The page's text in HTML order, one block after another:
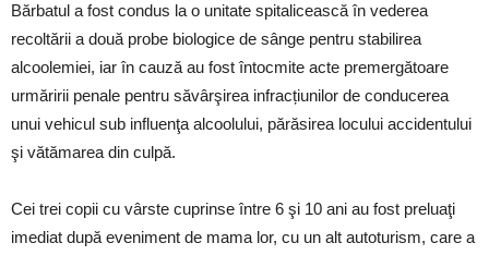
Bărbatul a fost condus la o unitate spitalicească în vederea
recoltării a două probe biologice de sânge pentru stabilirea
alcoolemiei, iar în cauză au fost întocmite acte premergătoare
urmăririi penale pentru săvârşirea infracțiunilor de conducerea
unui vehicul sub influenţa alcoolului, părăsirea locului accidentului
şi vătămarea din culpă.
Cei trei copii cu vârste cuprinse între 6 şi 10 ani au fost preluaţi
imediat după eveniment de mama lor, cu un alt autoturism, care a